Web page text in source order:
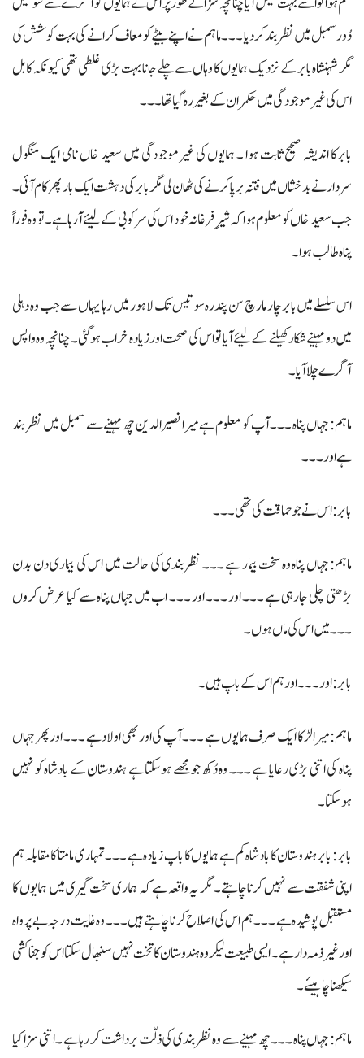
دُور سمبل میں نظربند کردیا ۔۔۔ ماہم نے اپنے بیٹے کو معاف کرانے کی بہت کوشش کی
مگر شہنشاہ بابر کے نزدیک ہمایوں کا وہاں سے چلے جانا بہت بڑی غلطی تھی کیونکہ کابل
اس کی غیرموجودگی میں حکمران کے بغیر رہ گیا تھا ۔۔۔
بابرکا اندیشہ صحیح ثابت ہوا ۔ ہمایوں کی غیرموجودگی میں سعید خاں نامی ایک منگول
سردار نے بدخشاں میں فتنہ برپا کرنے کی ٹھان لی مگر بابر کی دہشت ایک بار پھر کام آئی ۔
جب سعید خاں کو معلوم ہوا کہ شیرِفرغانہ خود اس کی سرکوبی کے لیئے آرہاہے۔ تو وہ فوراً
پناہ طالب ہوا ۔
اس سلسلے میں بابر چار مارچ سن پندرہ سو تیس تک لاہو ر میں رہا یہاں سے جب وہ دہلی
میں دو مہینے شکار کھیلنے کے لیئے آیا تو اس کی صحت اور زیادہ خراب ہوگئی۔ چنانچہ وہ واپس
آگرے چلا آیا۔
ماہم: جہاں پناہ ۔۔۔ آپ کو معلوم ہے میرا نصیرالدین چھ مہینے سے سمبل میں نظر بند
ہے اور ۔۔۔
بابر: اس نے جوحماقت کی تھی ۔۔۔
ماہم: جہاں پناہ وہ سخت بیمار ہے ۔۔۔ نظربندی کی حالت میں اس کی بیماری دن بدن
بڑھتی چلی جارہی ہے ۔۔۔ اور ۔۔۔ اور ۔۔۔ اب میں جہاں پناہ سے کیا عرض کروں
۔۔۔ میں اس کی ماں ہوں ۔
بابر: اور ۔۔۔اور ہم اس کے باپ ہیں ۔
ماہم: میرا لڑکا ایک صرف ہمایوں ہے ۔۔۔ آپ کی اور بھی اولاد ہے ۔۔۔ اور پھر جہاں
پناہ کی اتنی بڑی رعایا ہے ۔۔۔ وہ دُکھ جو مجھے ہوسکتا ہے ہندوستان کے بادشاہ کو نہیں
ہوسکتا ۔
بابر: بابرہندوستان کا بادشاہ کم ہے ہمایوں کا باپ زیادہ ہے ۔۔۔ تمہاری مامتا کا مقابلہ ہم
اپنی شفقت سے نہیں کرنا چاہتے۔ مگر یہ واقعہ ہے کہ ہماری سخت گیری میں ہمایوں کا
مستقبل پوشیدہ ہے ۔۔۔ ہم اس کی اصلاح کرنا چاہتے ہیں ۔۔۔ وہ غایت درجہ بے پرواہ
اور غیر ذمہ دار ہے۔ ایسی طبیعت لیکر وہ ہندوستان کا تخت نہیں سنبھال سکتا اس کو جفا کشی
سیکھنا چاہیئے۔
ماہم : جہاں پناہ ۔۔۔ چھ مہینے سے وہ نظربندی کی ذلّت برداشت کر رہا ہے ۔ اتنی سزا کیا